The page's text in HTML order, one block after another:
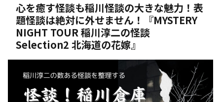
心を癒す怪談も稲川怪談の大きな魅力！表
題怪談は絶対に外せません！『MYSTERY
NIGHT TOUR 稲川淳二の怪談
Selection2 北海道の花嫁』